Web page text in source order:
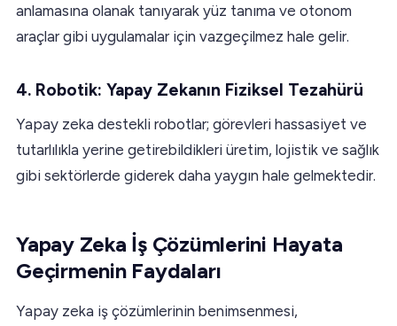
anlamasına olanak tanıyarak yüz tanıma ve otonom
araçlar gibi uygulamalar için vazgeçilmez hale gelir.
4. Robotik: Yapay Zekanın Fiziksel Tezahürü
Yapay zeka destekli robotlar; görevleri hassasiyet ve
tutarlılıkla yerine getirebildikleri üretim, lojistik ve sağlık
gibi sektörlerde giderek daha yaygın hale gelmektedir.
Yapay Zeka İş Çözümlerini Hayata
Geçirmenin Faydaları
Yapay zeka iş çözümlerinin benimsenmesi,